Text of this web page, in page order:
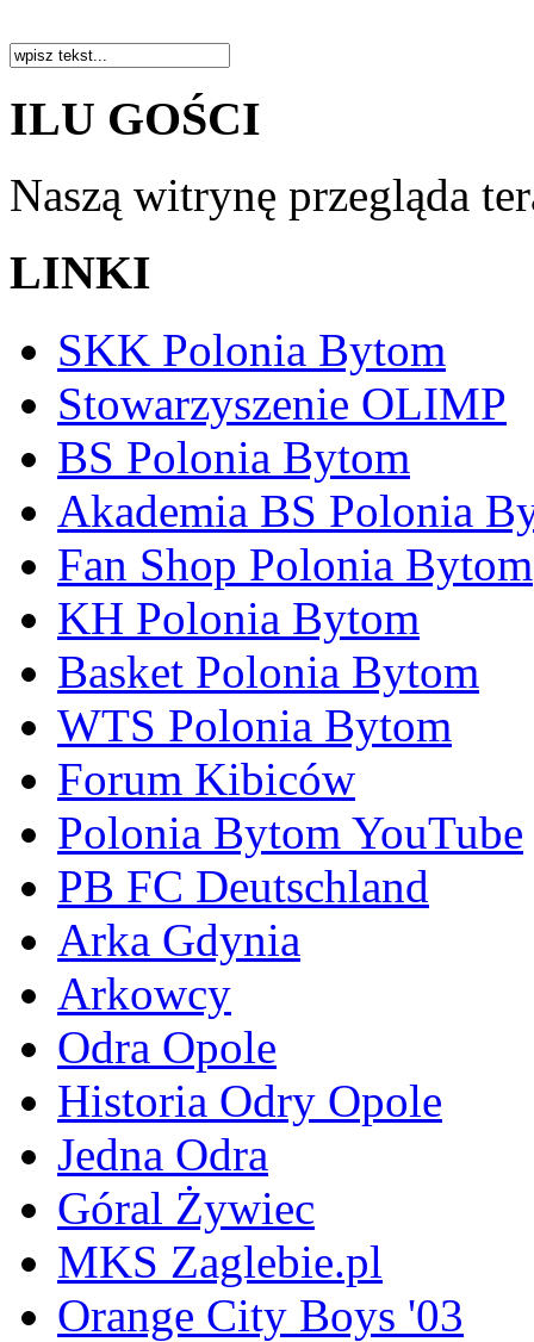
ILU GOŚCI
Naszą witrynę przegląda
LINKI
SKK Polonia Bytom
Stowarzyszenie OLIMP
BS Polonia Bytom
Akademia BS Polonia
Fan Shop Polonia Bytom
KH Polonia Bytom
Basket Polonia Bytom
WTS Polonia Bytom
Forum Kibiców
Polonia Bytom YouTube
PB FC Deutschland
Arka Gdynia
Arkowcy
Odra Opole
Historia Odry Opole
Jedna Odra
Góral Żywiec
MKS Zaglebie.pl
Orange City Boys '03